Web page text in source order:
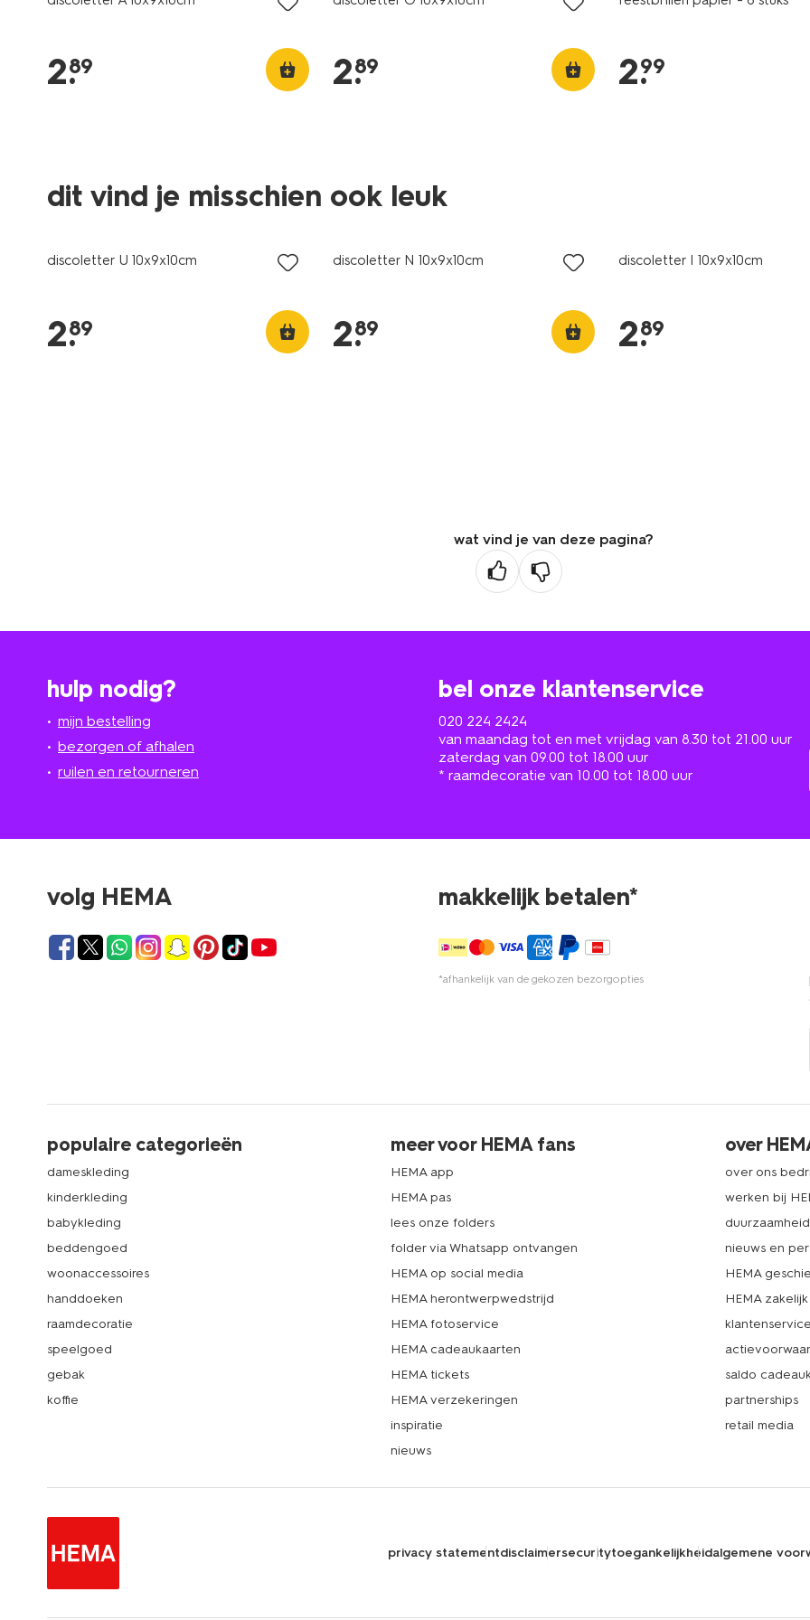
2.
89 2.
89 2.
99
dit vind je misschien ook leuk
discoletter U 10x9x10cm
2.
89
discoletter N 10x9x10cm
2.
89
discoletter I 10x9x10cm
2.
89
wat vind je van deze pagina?
hulp nodig?
mijn bestelling
bezorgen of afhalen
ruilen en retourneren
bel onze klantenservice
020 224 2424
van maandag tot en met vrijdag van 8.30 tot 21.00 uur
zaterdag van 09.00 tot 18.00 uur
* raamdecoratie van 10.00 tot 18.00 uur
volg HEMA makkelijk betalen*
*afhankelijk van de gekozen bezorgopties
populaire categorieën
dameskleding
kinderkleding
babykleding
beddengoed
woonaccessoires
handdoeken
raamdecoratie
speelgoed
gebak
koffie
meer voor HEMA fans
HEMA app
HEMA pas
lees onze folders
folder via Whatsapp ontvangen
HEMA op social media
HEMA herontwerpwedstrijd
HEMA fotoservice
HEMA cadeaukaarten
HEMA tickets
HEMA verzekeringen
inspiratie
nieuws
over
over ons
werken bij
duurzaamheid
nieuws en
HEMA
HEMA zakelijk
klantenservice
saldo
partnerships
retail media
privacy statementdisclaimersecuritytoegankelijkheidalgemene